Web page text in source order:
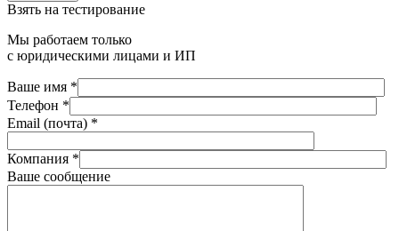
Взять на тестирование
Мы работаем только
с юридическими лицами и ИП
Ваше имя *
Телефон *
Email (почта) *
Компания *
Ваше сообщение